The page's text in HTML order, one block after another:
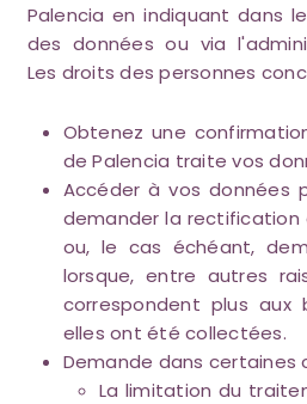
Palencia en indiquant dans
des données ou via
Les droits des personnes
Obtenez une
de Palencia traite vos
Accéder à vos données
demander la rectification
ou, le cas échéant,
lorsque, entre autres
correspondent plus aux
elles ont été collectées.
Demande dans certaines
La limitation du